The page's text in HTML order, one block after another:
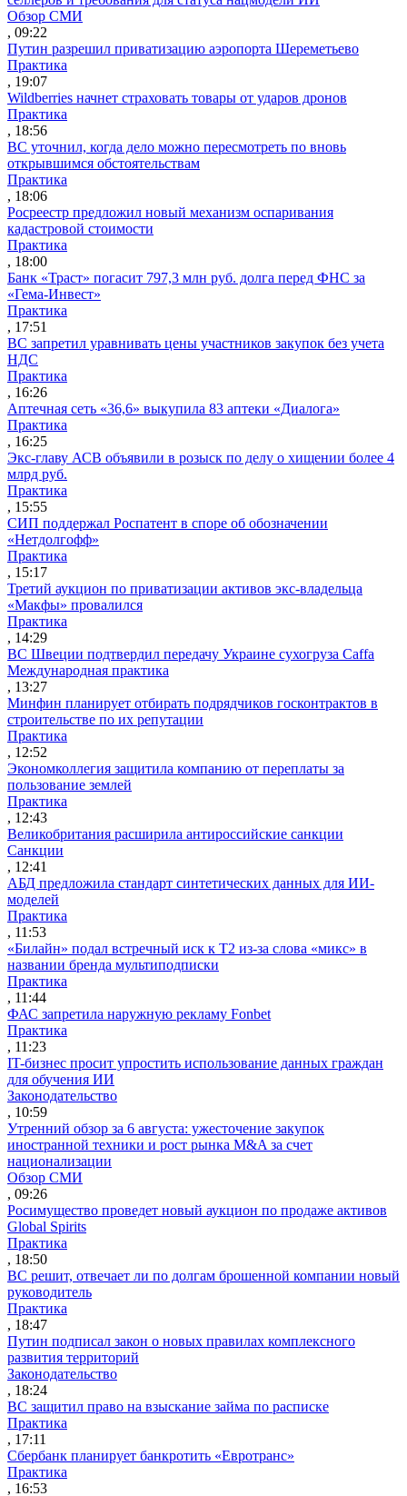
Обзор СМИ
, 09:22
Путин разрешил приватизацию аэропорта Шереметьево
Практика
, 19:07
Wildberries начнет страховать товары от ударов дронов
Практика
, 18:56
ВС уточнил, когда дело можно пересмотреть по вновь
открывшимся обстоятельствам
Практика
, 18:06
Росреестр предложил новый механизм оспаривания
кадастровой стоимости
Практика
, 18:00
Банк «Траст» погасит 797,3 млн руб. долга перед ФНС за
«Гема-Инвест»
Практика
, 17:51
ВС запретил уравнивать цены участников закупок без учета
НДС
Практика
, 16:26
Аптечная сеть «36,6» выкупила 83 аптеки «Диалога»
Практика
, 16:25
Экс-главу АСВ объявили в розыск по делу о хищении более 4
млрд руб.
Практика
, 15:55
СИП поддержал Роспатент в споре об обозначении
«Нетдолгофф»
Практика
, 15:17
Третий аукцион по приватизации активов экс-владельца
«Макфы» провалился
Практика
, 14:29
ВС Швеции подтвердил передачу Украине сухогруза Caffa
Международная практика
, 13:27
Минфин планирует отбирать подрядчиков госконтрактов в
строительстве по их репутации
Практика
, 12:52
Экономколлегия защитила компанию от переплаты за
пользование землей
Практика
, 12:43
Великобритания расширила антироссийские санкции
Санкции
, 12:41
АБД предложила стандарт синтетических данных для ИИ-
моделей
Практика
, 11:53
«Билайн» подал встречный иск к Т2 из-за слова «микс» в
названии бренда мультиподписки
Практика
, 11:44
ФАС запретила наружную рекламу Fonbet
Практика
, 11:23
IT-бизнес просит упростить использование данных граждан
для обучения ИИ
Законодательство
, 10:59
Утренний обзор за 6 августа: ужесточение закупок
иностранной техники и рост рынка M&A за счет
национализации
Обзор СМИ
, 09:26
Росимущество проведет новый аукцион по продаже активов
Global Spirits
Практика
, 18:50
ВС решит, отвечает ли по долгам брошенной компании новый
руководитель
Практика
, 18:47
Путин подписал закон о новых правилах комплексного
развития территорий
Законодательство
, 18:24
ВС защитил право на взыскание займа по расписке
Практика
, 17:11
Сбербанк планирует банкротить «Евротранс»
Практика
, 16:53